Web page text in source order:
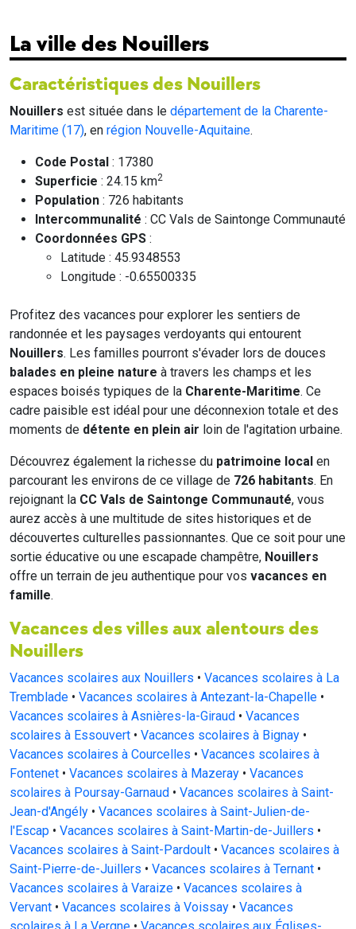
La ville des Nouillers
Caractéristiques des Nouillers
Nouillers est située dans le département de la Charente-
Maritime (17), en région Nouvelle-Aquitaine.
Code Postal : 17380
Superficie : 24.15 km2
Population : 726 habitants
Intercommunalité : CC Vals de Saintonge Communauté
Coordonnées GPS :
Latitude : 45.9348553
Longitude : -0.65500335
Profitez des vacances pour explorer les sentiers de
randonnée et les paysages verdoyants qui entourent
Nouillers. Les familles pourront s'évader lors de douces
balades en pleine nature à travers les champs et les
espaces boisés typiques de la Charente-Maritime. Ce
cadre paisible est idéal pour une déconnexion totale et des
moments de détente en plein air loin de l'agitation urbaine.
Découvrez également la richesse du patrimoine local en
parcourant les environs de ce village de 726 habitants. En
rejoignant la CC Vals de Saintonge Communauté, vous
aurez accès à une multitude de sites historiques et de
découvertes culturelles passionnantes. Que ce soit pour une
sortie éducative ou une escapade champêtre, Nouillers
offre un terrain de jeu authentique pour vos vacances en
famille.
Vacances des villes aux alentours des
Nouillers
Vacances scolaires aux Nouillers • Vacances scolaires à La
Tremblade • Vacances scolaires à Antezant-la-Chapelle •
Vacances scolaires à Asnières-la-Giraud • Vacances
scolaires à Essouvert • Vacances scolaires à Bignay •
Vacances scolaires à Courcelles • Vacances scolaires à
Fontenet • Vacances scolaires à Mazeray • Vacances
scolaires à Poursay-Garnaud • Vacances scolaires à Saint-
Jean-d'Angély • Vacances scolaires à Saint-Julien-de-
l'Escap • Vacances scolaires à Saint-Martin-de-Juillers •
Vacances scolaires à Saint-Pardoult • Vacances scolaires à
Saint-Pierre-de-Juillers • Vacances scolaires à Ternant •
Vacances scolaires à Varaize • Vacances scolaires à
Vervant • Vacances scolaires à Voissay • Vacances